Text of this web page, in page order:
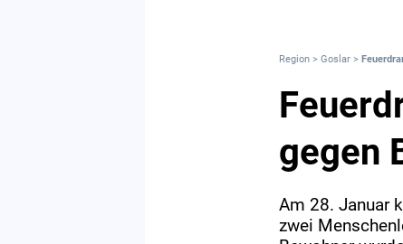
Region > Goslar >
gegen
Am 28. Januar
zwei